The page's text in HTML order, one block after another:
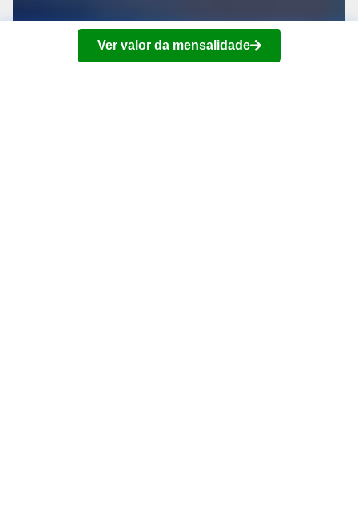
Ver valor da mensalidade